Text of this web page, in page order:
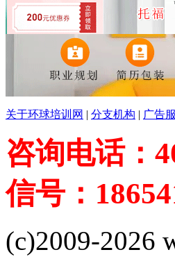
关于环球培训网 | 分支机构 | 广告
咨询电话：
信号：
(c)2009-2026